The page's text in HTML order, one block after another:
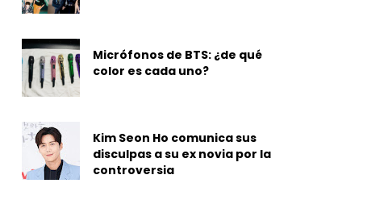
Micrófonos de BTS: ¿de qué
color es cada uno?
Kim Seon Ho comunica sus
disculpas a su ex novia por la
controversia